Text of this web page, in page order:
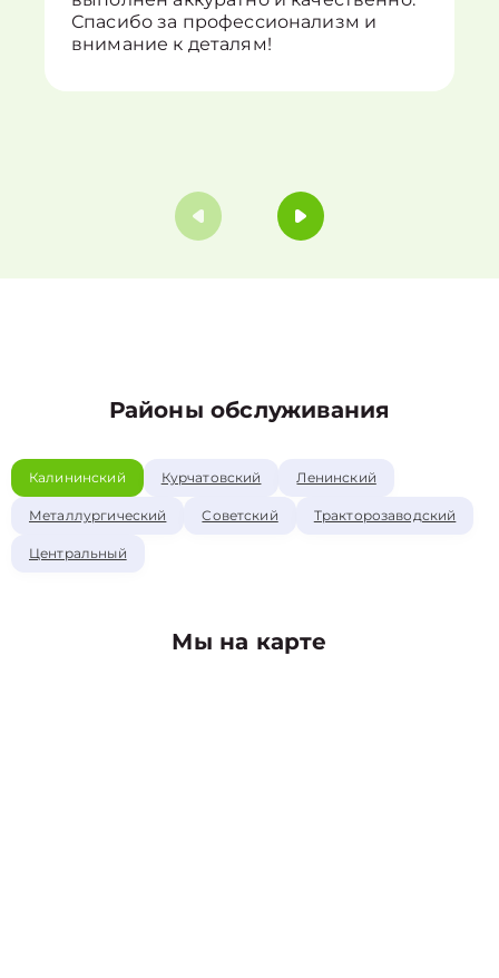
Спасибо за профессионализм и
внимание к деталям!
Районы обслуживания
Калининский Курчатовский Ленинский
Металлургический Советский Тракторозаводский
Центральный
Мы на карте